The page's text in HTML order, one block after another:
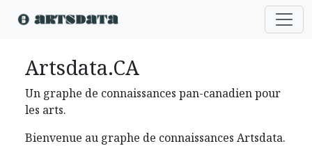
Artsdata.CA
Un graphe de connaissances pan-canadien pour
les arts.
Bienvenue au graphe de connaissances Artsdata.